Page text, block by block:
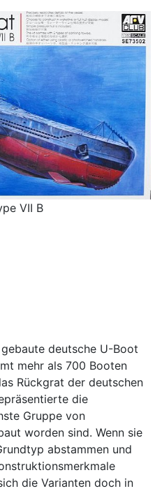
VII B
deutsche U-Boot
mehr als 700 Booten
Rückgrat der deutschen
die
Gruppe von
worden sind. Wenn sie
abstammen und
die Varianten doch in